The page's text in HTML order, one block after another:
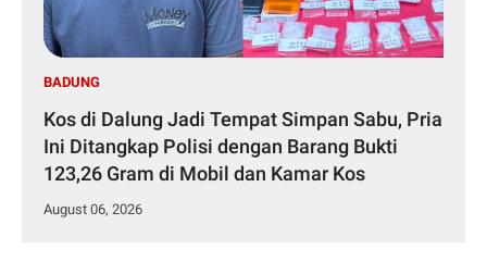
BADUNG
Kos di Dalung Jadi Tempat Simpan Sabu, Pria
Ini Ditangkap Polisi dengan Barang Bukti
123,26 Gram di Mobil dan Kamar Kos
August 06, 2026